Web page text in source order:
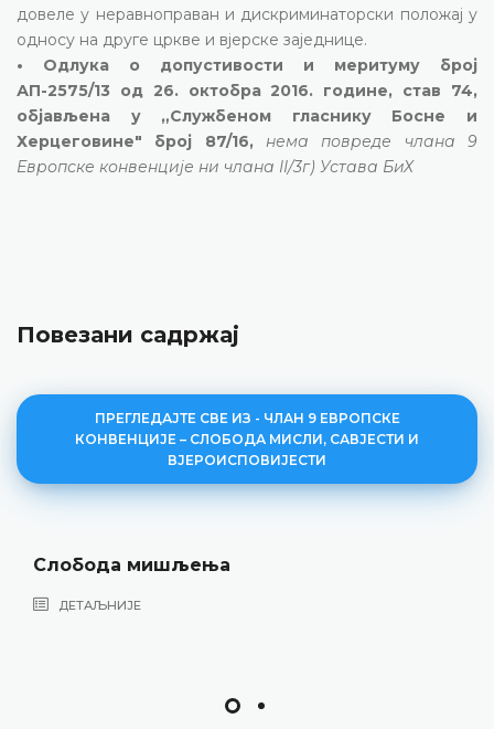
довеле у неравноправан и дискриминаторски положај у
односу на друге цркве и вјерске заједнице.
• Одлука о допустивости и меритуму број
АП-2575/13 од 26. октобра 2016. године, став 74,
објављена у „Службеном гласнику Босне и
Херцеговине" број 87/16, нема повреде члана 9
Европске конвенције ни члана II/3г) Устава БиХ
Повезани садржај
ПРЕГЛЕДАЈТЕ СВЕ ИЗ - ЧЛАН 9 ЕВРОПСКЕ
КОНВЕНЦИЈЕ – СЛОБОДА МИСЛИ, САВЈЕСТИ И
ВЈЕРОИСПОВИЈЕСТИ
Слобода мишљења
ДЕТАЉНИЈЕ